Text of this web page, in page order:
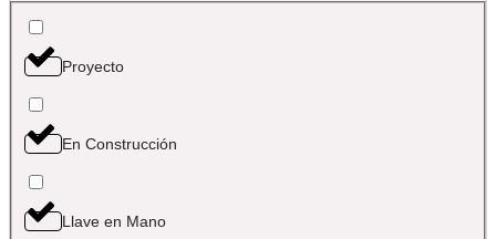
Proyecto
En Construcción
Llave en Mano